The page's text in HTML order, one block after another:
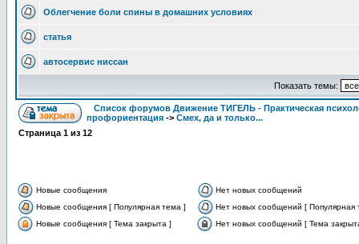
Облегчение боли спины в домашних условиях
статья
автосервис ниссан
Показать темы:
Список форумов Движение ТИГЕЛЬ - Практическая
профориентация -> Смех, да и только...
Страница 1 из 12
Новые сообщения
Нет новых сообщений
Новые сообщения [ Популярная тема ]
Нет новых сообщений [ Популярная
Новые сообщения [ Тема закрыта ]
Нет новых сообщений [ Тема